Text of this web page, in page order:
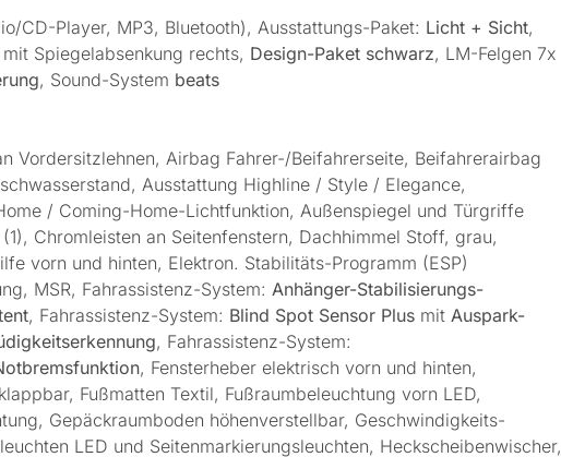
CD-Player, MP3, Bluetooth), Ausstattungs-Paket: Licht + Sicht,
mit Spiegelabsenkung rechts, Design-Paket schwarz, LM-Felgen 7x
, Sound-System beats
Vordersitzlehnen, Airbag Fahrer-/Beifahrerseite, Beifahrerairbag
Ausstattung Highline / Style / Elegance,
/ Coming-Home-Lichtfunktion, Außenspiegel und Türgriffe
Chromleisten an Seitenfenstern, Dachhimmel Stoff, grau,
vorn und hinten, Elektron. Stabilitäts-Programm (ESP)
MSR, Fahrassistenz-System: Anhänger-Stabilisierungs-
, Fahrassistenz-System: Blind Spot Sensor Plus mit Auspark-
, Fahrassistenz-System:
, Fensterheber elektrisch vorn und hinten,
Fußmatten Textil, Fußraumbeleuchtung vorn LED,
Gepäckraumboden höhenverstellbar, Geschwindigkeits-
LED und Seitenmarkierungsleuchten, Heckscheibenwischer,